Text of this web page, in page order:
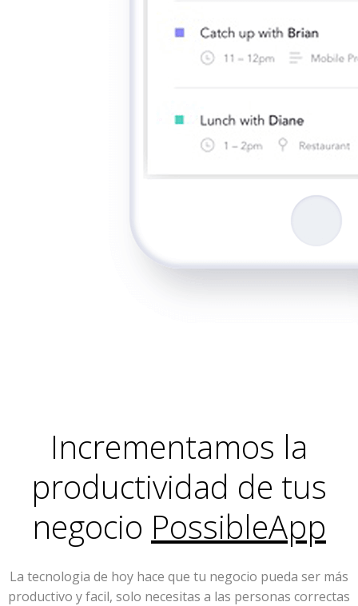
Incrementamos la
productividad de tus
negocio PossibleApp
La tecnologia de hoy hace que tu negocio pueda ser más
productivo y facil, solo necesitas a las personas correctas